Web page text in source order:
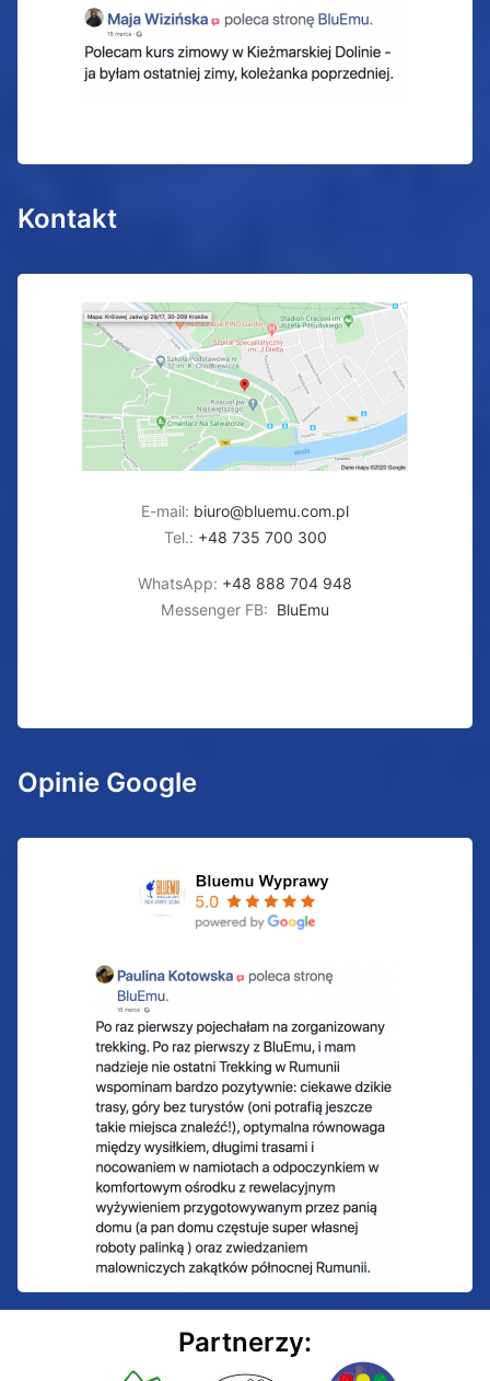
Kontakt
E-mail: biuro@bluemu.com.pl
Tel.: +48 735 700 300
WhatsApp: +48 888 704 948
Messenger FB: BluEmu
Opinie Google
Partnerzy: